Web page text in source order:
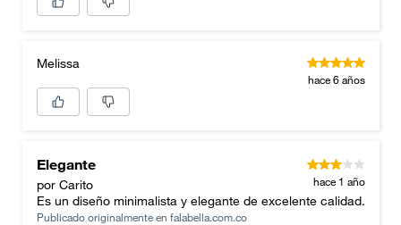
Melissa
hace 6 años
Elegante
por Carito hace 1 año
Es un diseño minimalista y elegante de excelente calidad.
Publicado originalmente en falabella.com.co